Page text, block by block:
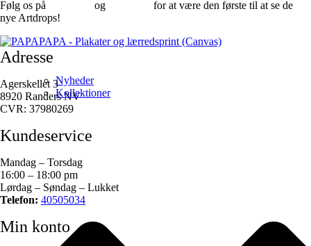
Nyheder
Kollektioner
Følg os på og
for at være den første til at se de
nye Artdrops!
Adresse
Agerskellet 3
8920 Randers NV
CVR: 37980269
Kundeservice
Mandag – Torsdag
16:00 – 18:00 pm
Lørdag – Søndag – Lukket
Telefon: 40505034
Min konto